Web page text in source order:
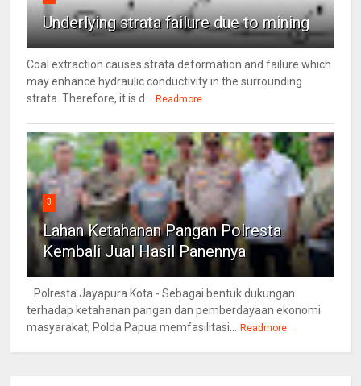
Underlying strata failure due to mining
Coal extraction causes strata deformation and failure which
may enhance hydraulic conductivity in the surrounding
strata. Therefore, it is d... Readmore
3
Lahan Ketahanan Pangan Polresta
Kembali Jual Hasil Panennya
Polresta Jayapura Kota - Sebagai bentuk dukungan
terhadap ketahanan pangan dan pemberdayaan ekonomi
masyarakat, Polda Papua memfasilitasi... Readmore